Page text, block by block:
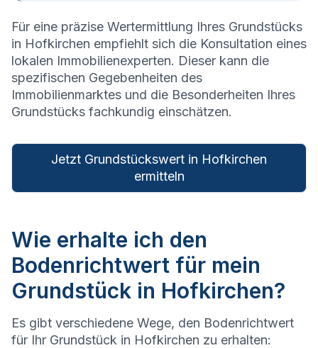
Für eine präzise Wertermittlung Ihres Grundstücks
in Hofkirchen empfiehlt sich die Konsultation eines
lokalen Immobilienexperten. Dieser kann die
spezifischen Gegebenheiten des
Immobilienmarktes und die Besonderheiten Ihres
Grundstücks fachkundig einschätzen.
Jetzt Grundstückswert in Hofkirchen
ermitteln
Wie erhalte ich den
Bodenrichtwert für mein
Grundstück in Hofkirchen?
Es gibt verschiedene Wege, den Bodenrichtwert
für Ihr Grundstück in Hofkirchen zu erhalten: